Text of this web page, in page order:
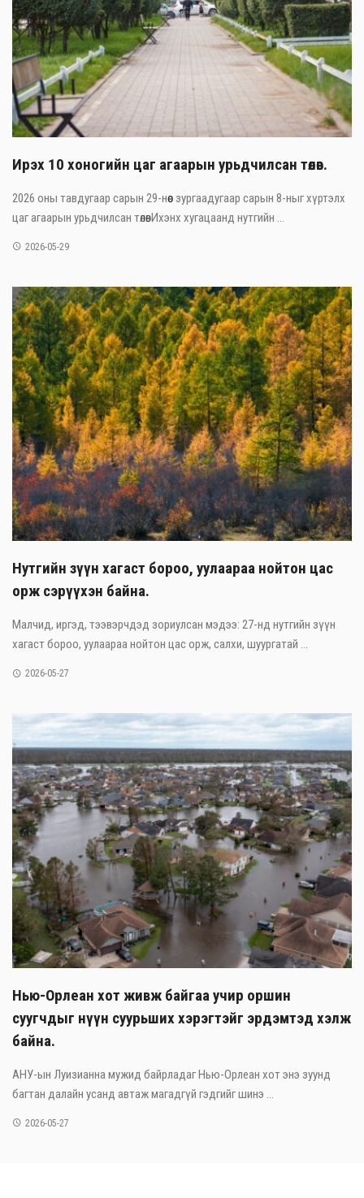
Ирэх 10 хоногийн цаг агаарын урьдчилсан төлөв.
2026 оны тавдугаар сарын 29-нөөс зургаадугаар сарын 8-ныг хүртэлх
цаг агаарын урьдчилсан төлөвИхэнх хугацаанд нутгийн ...
2026-05-29
Нутгийн зүүн хагаст бороо, уулаараа нойтон цас
орж сэрүүхэн байна.
Малчид, иргэд, тээвэрчдэд зориулсан мэдээ: 27-нд нутгийн зүүн
хагаст бороо, уулаараа нойтон цас орж, салхи, шуургатай ...
2026-05-27
Нью-Орлеан хот живж байгаа учир оршин
суугчдыг нүүн суурьших хэрэгтэйг эрдэмтэд хэлж
байна.
АНУ-ын Луизианна мужид байрладаг Нью-Орлеан хот энэ зуунд
багтан далайн усанд автаж магадгүй гэдгийг шинэ ...
2026-05-27